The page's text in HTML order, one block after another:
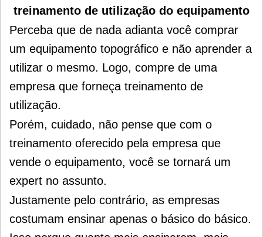
treinamento de utilização do equipamento
Perceba que de nada adianta você comprar
um equipamento topográfico e não aprender a
utilizar o mesmo. Logo, compre de uma
empresa que forneça treinamento de
utilização.
Porém, cuidado, não pense que com o
treinamento oferecido pela empresa que
vende o equipamento, você se tornará um
expert no assunto.
Justamente pelo contrário, as empresas
costumam ensinar apenas o básico do básico.